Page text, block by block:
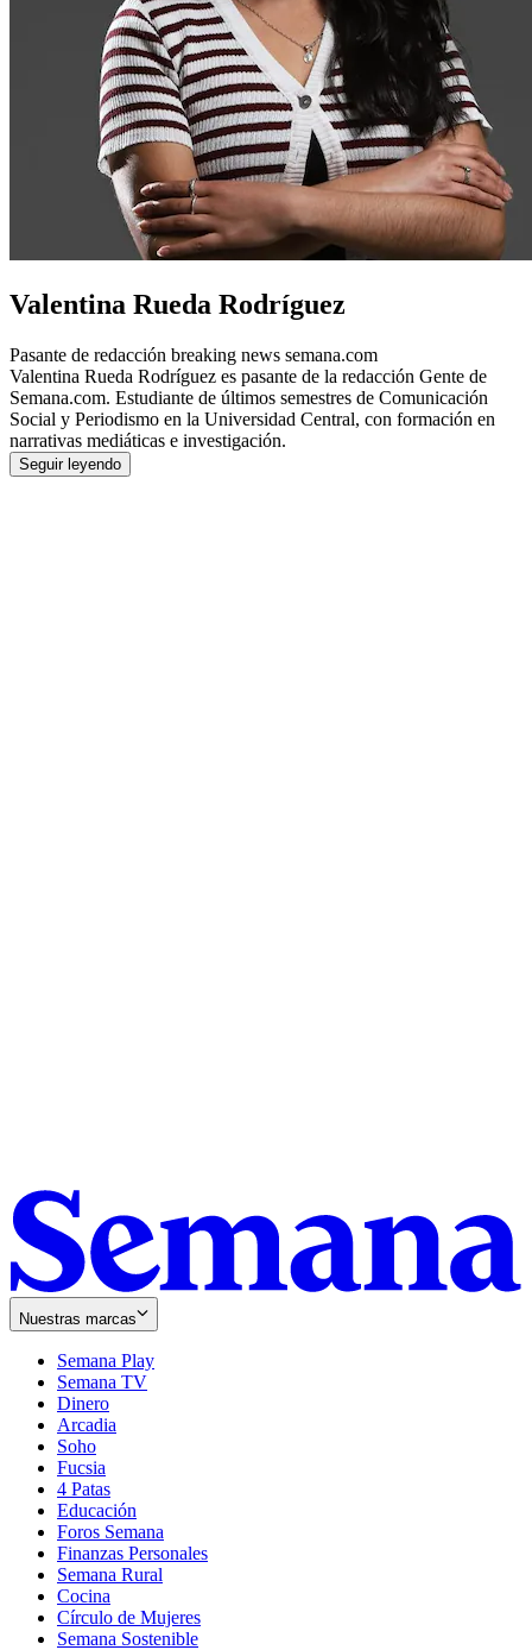
Valentina Rueda Rodríguez
Pasante de redacción breaking news semana.com
Valentina Rueda Rodríguez es pasante de la redacción Gente de
Semana.com. Estudiante de últimos semestres de Comunicación
Social y Periodismo en la Universidad Central, con formación en
narrativas mediáticas e investigación.
Seguir leyendo
Nuestras marcas
Semana Play
Semana TV
Dinero
Arcadia
Soho
in
new
window
Fucsia
in
new
window
4 Patas
Educación
Foros Semana
Finanzas Personales
Semana Rural
Cocina
Círculo de Mujeres
Semana Sostenible